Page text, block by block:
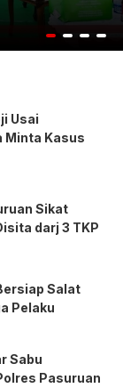
Usai
Minta Kasus
Sikat
darj 3 TKP
Salat
Pelaku
Sabu
Pasuruan